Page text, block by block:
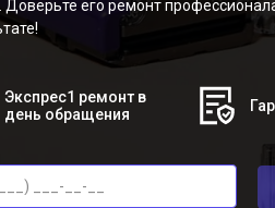
Доверьте его ремонт
Экспрес1 ремонт в
день обращения